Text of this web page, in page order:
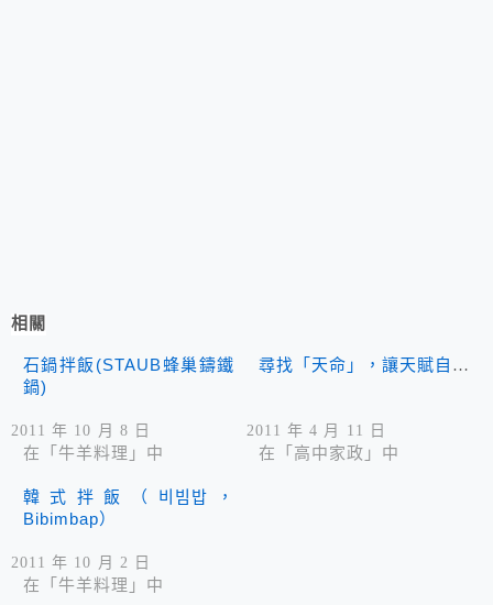
相關
石鍋拌飯(STAUB蜂巢鑄鐵
鍋)
2011 年 10 月 8 日
在「牛羊料理」中
尋找「天命」，讓天賦自由
2011 年 4 月 11 日
在「高中家政」中
韓式拌飯（비빔밥，
Bibimbap）
2011 年 10 月 2 日
在「牛羊料理」中